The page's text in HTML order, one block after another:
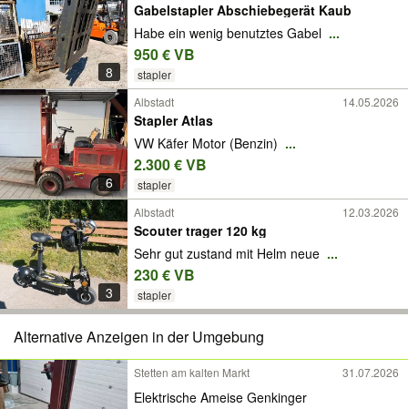
8
Gabelstapler Abschiebegerät Kaub
Habe ein wenig benutztes Gabel ...
950 € VB
stapler
6
Albstadt 14.05.2026
Stapler Atlas
VW Käfer Motor (Benzin) ...
2.300 € VB
stapler
3
Albstadt 12.03.2026
Scouter trager 120 kg
Sehr gut zustand mit Helm neue ...
230 € VB
stapler
Alternative Anzeigen in der Umgebung
Stetten am kalten Markt 31.07.2026
Elektrische Ameise Genkinger